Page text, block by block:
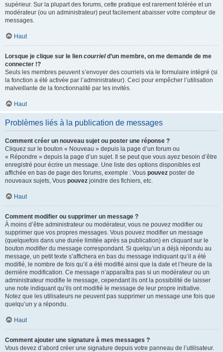
supérieur. Sur la plupart des forums, cette pratique est rarement tolérée et un
modérateur (ou un administrateur) peut facilement abaisser votre compteur de
messages.
Haut
Lorsque je clique sur le lien courrield’un membre, on me demande de me
connecter !?
Seuls les membres peuvent s’envoyer des courriels via le formulaire intégré (si
la fonction a été activée par l’administrateur). Ceci pour empêcher l’utilisation
malveillante de la fonctionnalité par les invités.
Haut
Problèmes liés à la publication de messages
Comment créer un nouveau sujet ou poster une réponse ?
Cliquez sur le bouton « Nouveau » depuis la page d’un forum ou
« Répondre » depuis la page d’un sujet. Il se peut que vous ayez besoin d’être
enregistré pour écrire un message. Une liste des options disponibles est
affichée en bas de page des forums, exemple : Vous pouvez poster de
nouveaux sujets, Vous pouvez joindre des fichiers, etc.
Haut
Comment modifier ou supprimer un message ?
À moins d’être administrateur ou modérateur, vous ne pouvez modifier ou
supprimer que vos propres messages. Vous pouvez modifier un message
(quelquefois dans une durée limitée après sa publication) en cliquant sur le
bouton modifierdu message correspondant. Si quelqu’un a déjà répondu au
message, un petit texte s’affichera en bas du message indiquant qu’il a été
modifié, le nombre de fois qu’il a été modifié ainsi que la date et l’heure de la
dernière modification. Ce message n’apparaîtra pas si un modérateur ou un
administrateur modifie le message, cependant ils ont la possibilité de laisser
une note indiquant qu’ils ont modifié le message de leur propre initiative.
Notez que les utilisateurs ne peuvent pas supprimer un message une fois que
quelqu’un y a répondu.
Haut
Comment ajouter une signature à mes messages ?
Vous devez d’abord créer une signature depuis votre panneau de l’utilisateur.